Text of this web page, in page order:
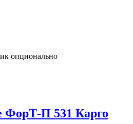
опционально
ФорТ-П 531 Карго